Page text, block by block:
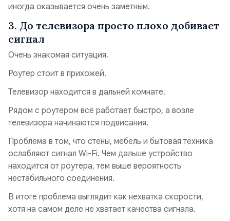
иногда оказывается очень заметным.
3. До телевизора просто плохо добивает
сигнал
Очень знакомая ситуация.
Роутер стоит в прихожей.
Телевизор находится в дальней комнате.
Рядом с роутером всё работает быстро, а возле
телевизора начинаются подвисания.
Проблема в том, что стены, мебель и бытовая техника
ослабляют сигнал Wi-Fi. Чем дальше устройство
находится от роутера, тем выше вероятность
нестабильного соединения.
В итоге проблема выглядит как нехватка скорости,
хотя на самом деле не хватает качества сигнала.